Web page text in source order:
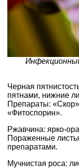
Черная
пятнами, нижние
Препараты:
«Фитоспорин».
Ржавчина: ярко-
Пораженные
препаратами.
Мучнистая роса: